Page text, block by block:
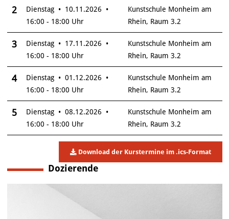
2
Dienstag • 10.11.2026 •
16:00 - 18:00 Uhr
Kunstschule Monheim am
Rhein, Raum 3.2
3
Dienstag • 17.11.2026 •
16:00 - 18:00 Uhr
Kunstschule Monheim am
Rhein, Raum 3.2
4
Dienstag • 01.12.2026 •
16:00 - 18:00 Uhr
Kunstschule Monheim am
Rhein, Raum 3.2
5
Dienstag • 08.12.2026 •
16:00 - 18:00 Uhr
Kunstschule Monheim am
Rhein, Raum 3.2
Download der Kurstermine im .ics-Format
Dozierende